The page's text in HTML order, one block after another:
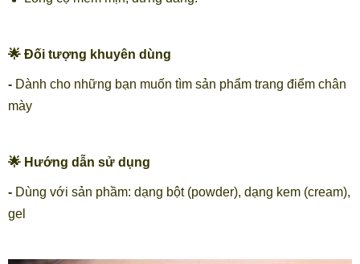
🌟 Đối tượng khuyên dùng
- Dành cho những bạn muốn tìm sản phẩm trang điểm chân
mày
🌟 Hướng dẫn sử dụng
- Dùng với sản phầm: dạng bột (powder), dạng kem (cream),
gel